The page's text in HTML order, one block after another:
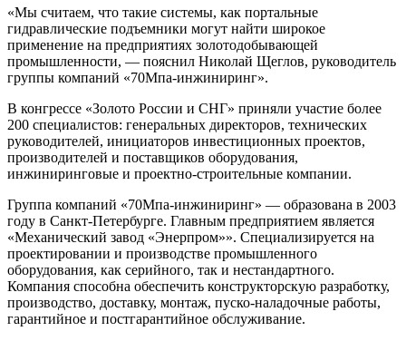
«Мы считаем, что такие системы, как портальные
гидравлические подъемники могут найти широкое
применение на предприятиях золотодобывающей
промышленности, — пояснил Николай Щеглов, руководитель
группы компаний «70Мпа-инжиниринг».
В конгрессе «Золото России и СНГ» приняли участие более
200 специалистов: генеральных директоров, технических
руководителей, инициаторов инвестиционных проектов,
производителей и поставщиков оборудования,
инжиниринговые и проектно-строительные компании.
Группа компаний «70Мпа-инжиниринг» — образована в 2003
году в Санкт-Петербурге. Главным предприятием является
«Механический завод «Энерпром»». Специализируется на
проектировании и производстве промышленного
оборудования, как серийного, так и нестандартного.
Компания способна обеспечить конструкторскую разработку,
производство, доставку, монтаж, пуско-наладочные работы,
гарантийное и постгарантийное обслуживание.